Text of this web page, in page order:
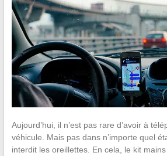
Aujourd’hui, il n’est pas rare d’avoir à
véhicule. Mais pas dans n’importe quel
interdit les oreillettes. En cela, le kit